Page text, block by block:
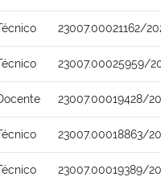
23007.00021162/
23007.00025959/
23007.00019428/
23007.00018863/
23007.00019389/